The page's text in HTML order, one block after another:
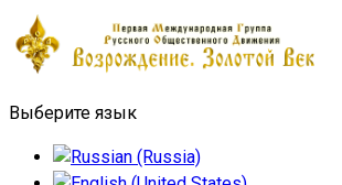
Выберите язык